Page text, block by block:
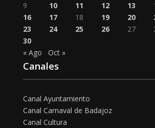
9
10 11 12 13
16
17 18 19 20
23
24 25 26 27
30
« Ago
Oct »
Canales
Canal Ayuntamiento
Canal Carnaval de Badajoz
Canal Cultura